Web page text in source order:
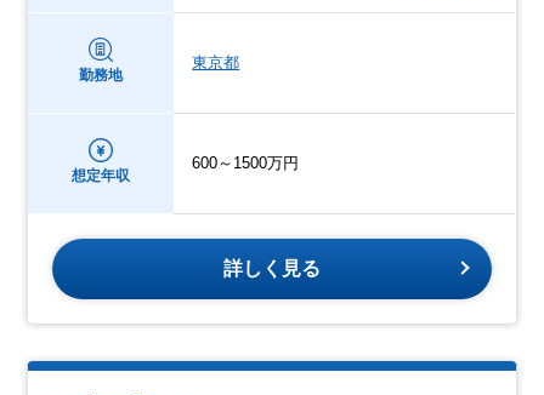
勤務地
東京都
想定年収
600～1500万円
詳しく見る